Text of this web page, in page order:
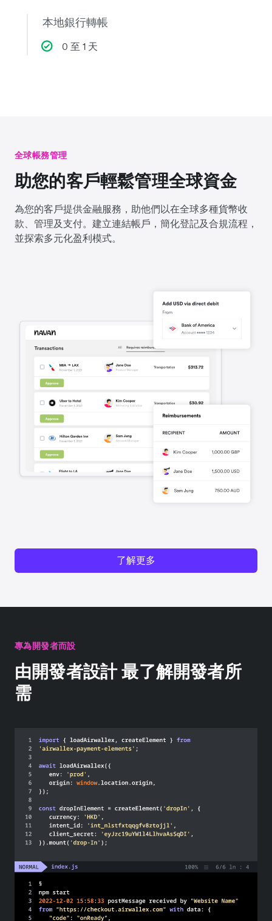
本地銀行轉帳
0 至 1 天
全球帳務管理
助您的客戶輕鬆管理全球資金
為您的客戶提供金融服務，助他們以在全球多種貨幣收
款、管理及支付。建立連結帳戶，簡化登記及合規流程，
並探索多元化盈利模式。
了解更多
專為開發者而設
由開發者設計 最了解開發者所
需